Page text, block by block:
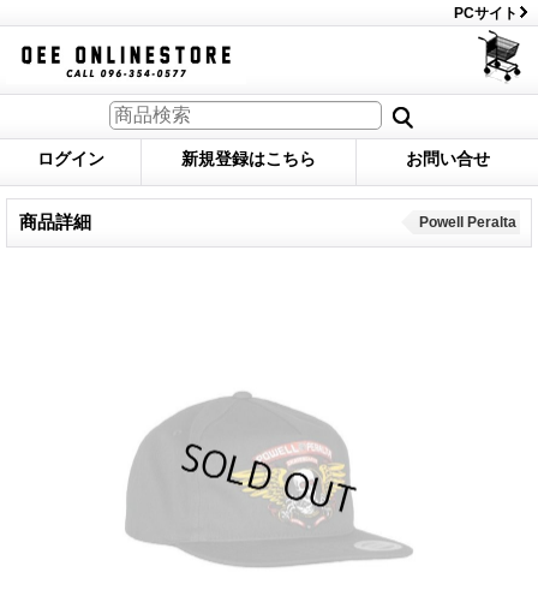
PCサイト
ログイン 新規登録はこちら お問い合せ
商品詳細 Powell Peralta